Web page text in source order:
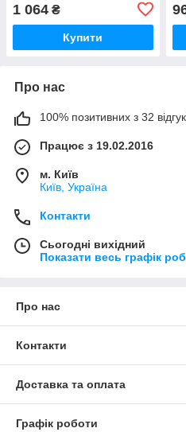
1 064 ₴
Купити
Про нас
100% позитивних з 32
Працює з 19.02.2016
м. Київ
Київ, Україна
Контакти
Сьогодні вихідний
Показати весь графік
Про нас
Контакти
Доставка та оплата
Графік роботи